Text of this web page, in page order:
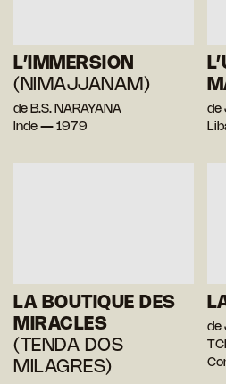
L’IMMERSION
(NIMAJJANAM)
de B.S. NARAYANA
Inde — 1979
de
LA BOUTIQUE DES
MIRACLES
(TENDA DOS
MILAGRES)
de